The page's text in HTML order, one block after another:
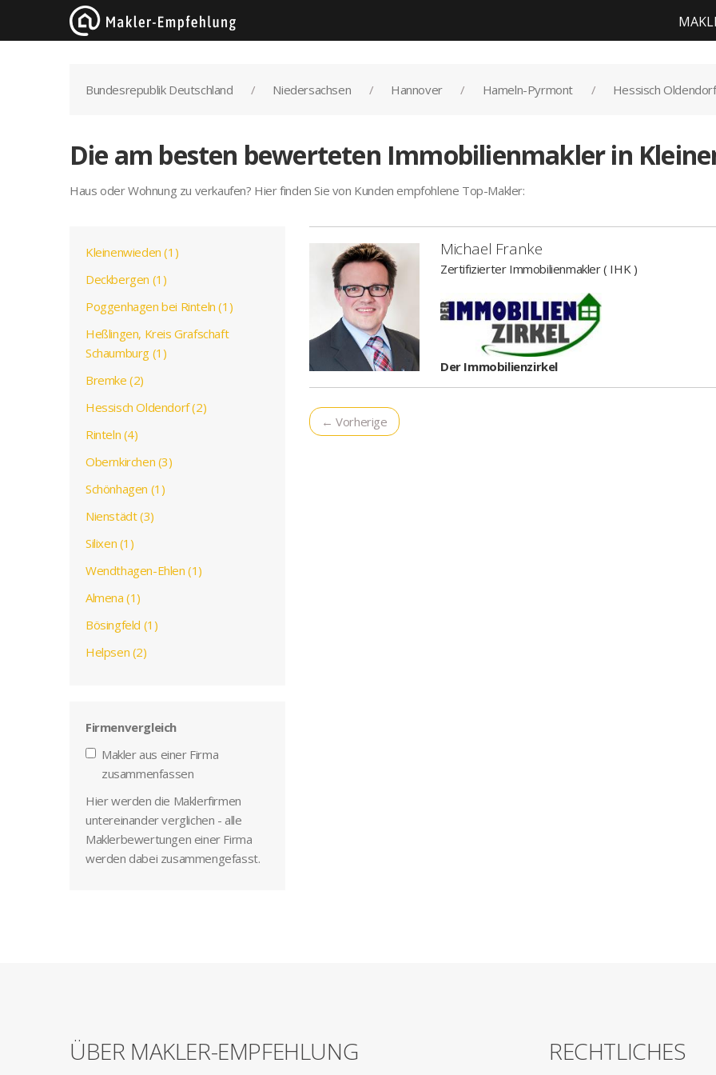
Bundesrepublik Deutschland Niedersachsen Hannover Hameln-Pyrmont Hessisch
Die am besten bewerteten Immobilienmakler in
Haus oder Wohnung zu verkaufen? Hier finden Sie von Kunden empfohlene Top-Makler:
Kleinenwieden (1)
Deckbergen (1)
Poggenhagen bei Rinteln (1)
Heßlingen, Kreis Grafschaft
Schaumburg (1)
Bremke (2)
Hessisch Oldendorf (2)
Rinteln (4)
Obernkirchen (3)
Schönhagen (1)
Nienstädt (3)
Silixen (1)
Wendthagen-Ehlen (1)
Almena (1)
Bösingfeld (1)
Helpsen (2)
Firmenvergleich
Makler aus einer Firma
zusammenfassen
Hier werden die Maklerfirmen
untereinander verglichen - alle
Maklerbewertungen einer Firma
werden dabei zusammengefasst.
Michael Franke
Zertifizierter Immobilienmakler ( IHK )
Der Immobilienzirkel
← Vorherige
ÜBER MAKLER-EMPFEHLUNG RECHTLICHES